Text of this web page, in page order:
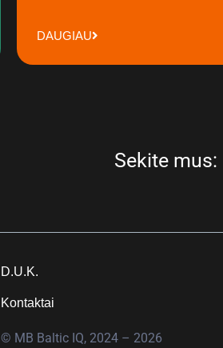
DAUGIAU
Sekite mus:
D.U.K.
Kontaktai
© MB Baltic IQ, 2024 – 2026